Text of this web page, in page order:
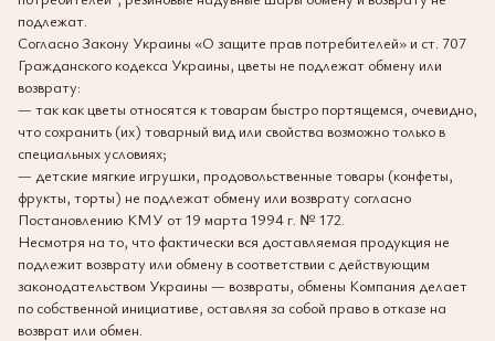
подлежат.
Согласно Закону Украины «О защите прав потребителей» и ст. 707
Гражданского кодекса Украины, цветы не подлежат обмену или
возврату:
— так как цветы относятся к товарам быстро портящемся, очевидно,
что сохранить (их) товарный вид или свойства возможно только в
специальных условиях;
— детские мягкие игрушки, продовольственные товары (конфеты,
фрукты, торты) не подлежат обмену или возврату согласно
Постановлению КМУ от 19 марта 1994 г. № 172.
Несмотря на то, что фактически вся доставляемая продукция не
подлежит возврату или обмену в соответствии с действующим
законодательством Украины — возвраты, обмены Компания делает
по собственной инициативе, оставляя за собой право в отказе на
возврат или обмен.